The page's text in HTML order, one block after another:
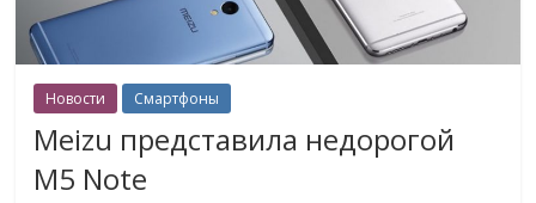
Новости Смартфоны
Meizu представила недорогой
M5 Note